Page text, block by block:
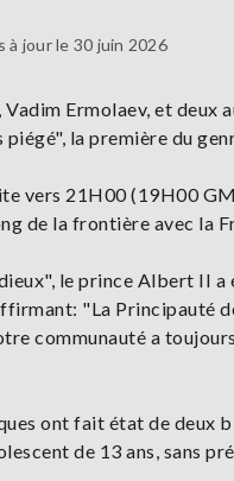
à jour le 30 juin 2026
Ermolaev, et deux
la première du
vers 21H00 (19H00
de la frontière avec la
le prince Albert II
"La Principauté
communauté a
ont fait état de deux
de 13 ans, sans